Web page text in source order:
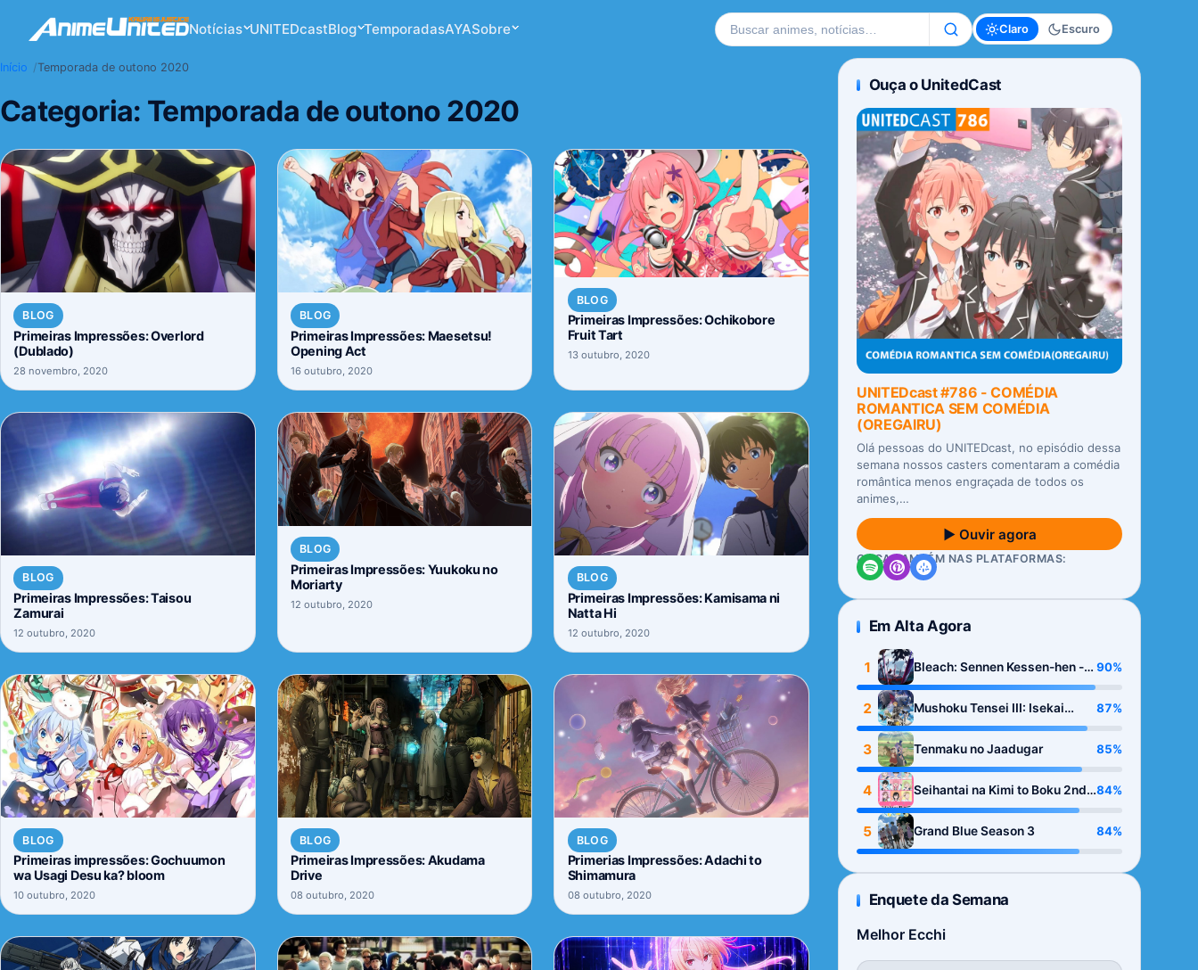
Notícias UNITEDcastBlog TemporadasAYASobre Buscar no site Claro Escuro
Início Temporada de outono 2020
Categoria: Temporada de outono 2020
BLOG
Primeiras Impressões: Overlord
(Dublado)
28 novembro, 2020
BLOG
Primeiras Impressões: Maesetsu!
Opening Act
16 outubro, 2020
BLOG
Primeiras Impressões: Ochikobore
Fruit Tart
13 outubro, 2020
BLOG
Primeiras Impressões: Taisou
Zamurai
12 outubro, 2020
BLOG
Primeiras Impressões: Yuukoku no
Moriarty
12 outubro, 2020
BLOG
Primeiras Impressões: Kamisama ni
Natta Hi
12 outubro, 2020
BLOG
Primeiras impressões: Gochuumon
wa Usagi Desu ka? bloom
10 outubro, 2020
BLOG
Primeiras Impressões: Akudama
Drive
08 outubro, 2020
BLOG
Primerias Impressões: Adachi to
Shimamura
08 outubro, 2020
Ouça o UnitedCast
UNITEDcast #786 - COMÉDIA
ROMANTICA SEM COMÉDIA
(OREGAIRU)
Olá pessoas do UNITEDcast, no episódio dessa
semana nossos casters comentaram a comédia
romântica menos engraçada de todos os
animes,…
▶ Ouvir agora
OUÇA TAMBÉM NAS PLATAFORMAS:
Em Alta Agora
1
Bleach: Sennen Kessen-hen -
Kashin-tan
90%
2
Mushoku Tensei III: Isekai
Ittara Honki Dasu
87%
3 Tenmaku no Jaadugar 85%
4
Seihantai na Kimi to Boku 2nd
Season
84%
5 Grand Blue Season 3 84%
Enquete da Semana
Melhor Ecchi